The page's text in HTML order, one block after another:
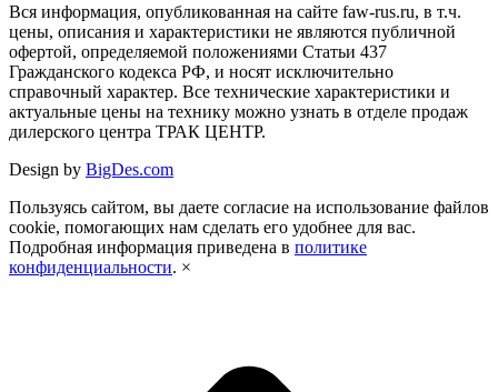
Вся информация, опубликованная на сайте faw-rus.ru, в т.ч.
цены, описания и характеристики не являются публичной
офертой, определяемой положениями Статьи 437
Гражданского кодекса РФ, и носят исключительно
справочный характер. Все технические характеристики и
актуальные цены на технику можно узнать в отделе продаж
дилерского центра ТРАК ЦЕНТР.
Design by BigDes.com
Пользуясь сайтом, вы даете согласие на использование файлов
cookie, помогающих нам сделать его удобнее для вас.
Подробная информация приведена в политике
конфиденциальности. ×